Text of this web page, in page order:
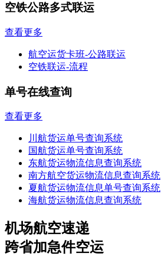
空铁公路多式联运
查看更多
航空运货卡班-公路联运
空铁联运-流程
单号在线查询
查看更多
川航货运单号查询系统
国航货运单号查询系统
东航货运物流信息查询系统
南方航空货运物流信息查询系统
夏航货运物流信息单号查询系统
海航货运物流信息查询系统
机场航空速递
跨省加急件空运